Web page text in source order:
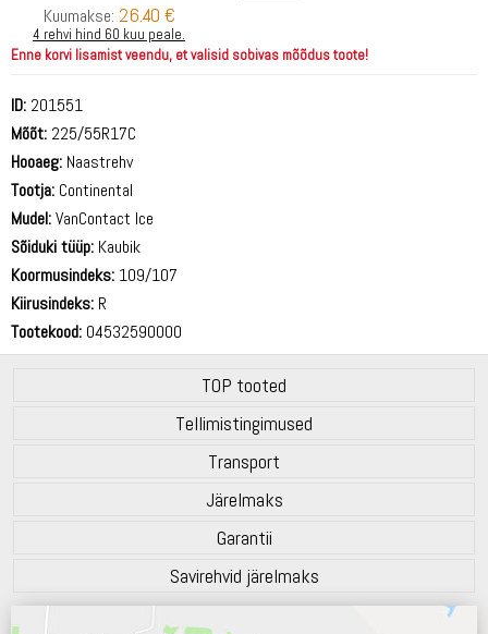
Kuumakse: 26.40 €
4 rehvi hind 60 kuu peale.
Enne korvi lisamist veendu, et valisid sobivas mõõdus toote!
ID: 201551
Mõõt: 225/55R17C
Hooaeg: Naastrehv
Tootja: Continental
Mudel:VanContact Ice
Sõiduki tüüp: Kaubik
Koormusindeks: 109/107
Kiirusindeks: R
Tootekood: 04532590000
TOP tooted
Tellimistingimused
Transport
Järelmaks
Garantii
Savirehvid järelmaks